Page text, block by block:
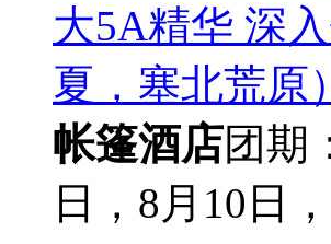
大5A精华 深
夏，塞北荒原）
帐篷酒店团期
日，8月10日